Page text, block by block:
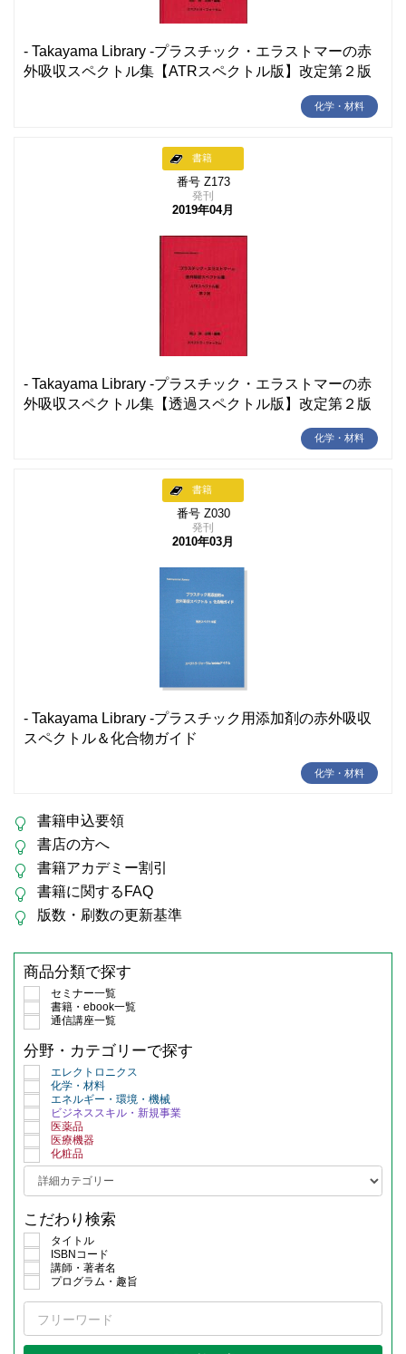
- Takayama Library -プラスチック・エラストマーの赤
外吸収スペクトル集【ATRスペクトル版】改定第２版
化学・材料
書籍
番号 Z173
発刊
2019年04月
- Takayama Library -プラスチック・エラストマーの赤
外吸収スペクトル集【透過スペクトル版】改定第２版
化学・材料
書籍
番号 Z030
発刊
2010年03月
- Takayama Library -プラスチック用添加剤の赤外吸収
スペクトル＆化合物ガイド
化学・材料
書籍申込要領
書店の方へ
書籍アカデミー割引
書籍に関するFAQ
版数・刷数の更新基準
商品分類で探す
セミナー一覧
書籍・ebook一覧
通信講座一覧
分野・カテゴリーで探す
エレクトロニクス
化学・材料
エネルギー・環境・機械
ビジネススキル・新規事業
医薬品
医療機器
化粧品
こだわり検索
タイトル
ISBNコード
講師・著者名
プログラム・趣旨